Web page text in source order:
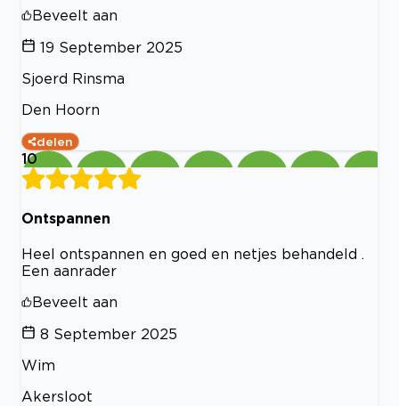
Beveelt aan
19 September 2025
Sjoerd Rinsma
Den Hoorn
delen
10
Ontspannen
Heel ontspannen en goed en netjes behandeld .
Een aanrader
Beveelt aan
8 September 2025
Wim
Akersloot